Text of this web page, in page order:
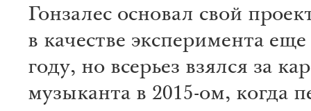
Гонзалес основал свой
в качестве эксперимента еще
году, но всерьез взялся за
музыканта в 2015-ом, когда